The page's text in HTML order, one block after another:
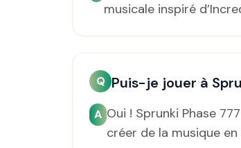
musicale inspiré
Q Puis-je jouer à
A Oui ! Sprunki Phase
créer de la musique